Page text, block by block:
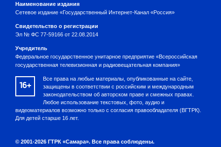
Наименование издания
Сетевое издание «Государственный Интернет-Канал «Россия»
Свидетельство о регистрации
Эл № ФС 77-59166 от 22.08.2014
Учредитель
Федеральное государственное унитарное предприятие «Всероссийская
государственная телевизионная и радиовещательная компания»
16+
Все права на любые материалы, опубликованные на сайте,
защищены в соответствии с российским и международным
законодательством об авторском праве и смежных правах.
Любое использование текстовых, фото, аудио и
видеоматериалов возможно только с согласия правообладателя (ВГТРК).
Для детей старше 16 лет.
© 2001-2026 ГТРК «Самара». Все права соблюдены.